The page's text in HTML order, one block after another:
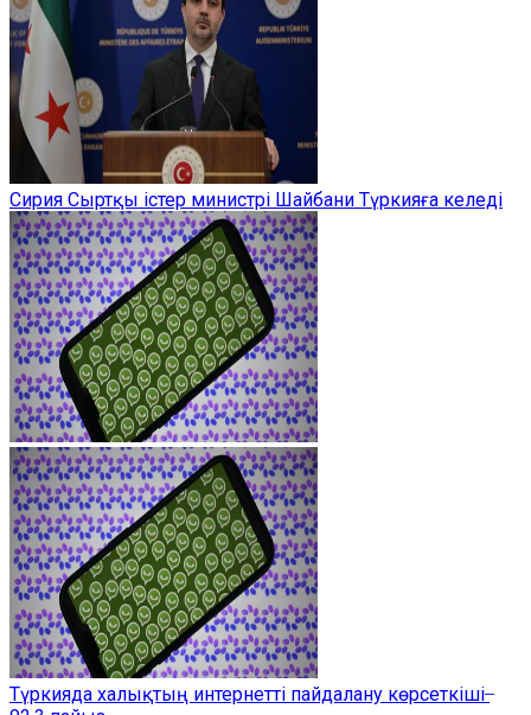
Сирия Сыртқы істер министрі Шайбани Түркияға келеді
Түркияда халықтың интернетті пайдалану көрсеткіші ̶